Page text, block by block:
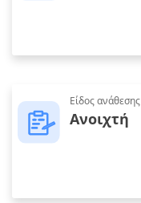
Είδος ανάθεσης
Ανοιχτή